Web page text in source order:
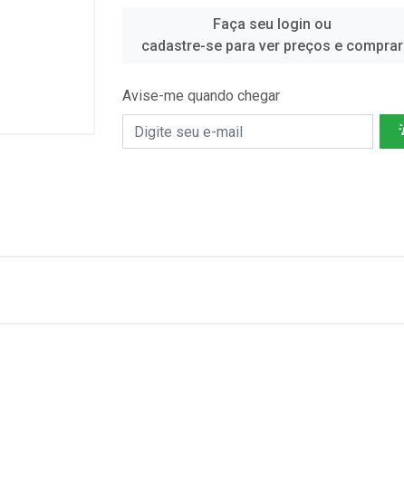
Faça seu login ou
cadastre-se para ver preços e comprar
Avise-me quando chegar